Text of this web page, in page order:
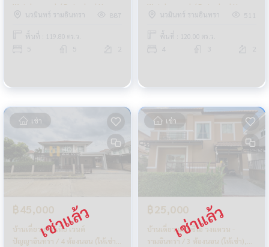
Watcharapol / Detached House
5 Bedrooms (FOR RENT)
TAN630
นวมินทร์ รามอินทรา 887
พื้นที่ : 119.80 ตร.ว.
5 5
Watcharapol / Detached House
4 Bedrooms (FOR RENT)
FEW123
นวมินทร์ รามอินทรา 511
พื้นที่ : 120.00 ตร.ว.
4
เช่า
฿45,000
บ้านเดี่ยว ฮาบิเทีย เวนต์
ปัญญาอินทรา / 4 ห้องนอน (ให้เช่า),
เช่า
฿25,000
บ้านเดี่ยว แลนซีโอ วงแหวน -
รามอินทรา / 3 ห้องนอน (ให้เช่า),